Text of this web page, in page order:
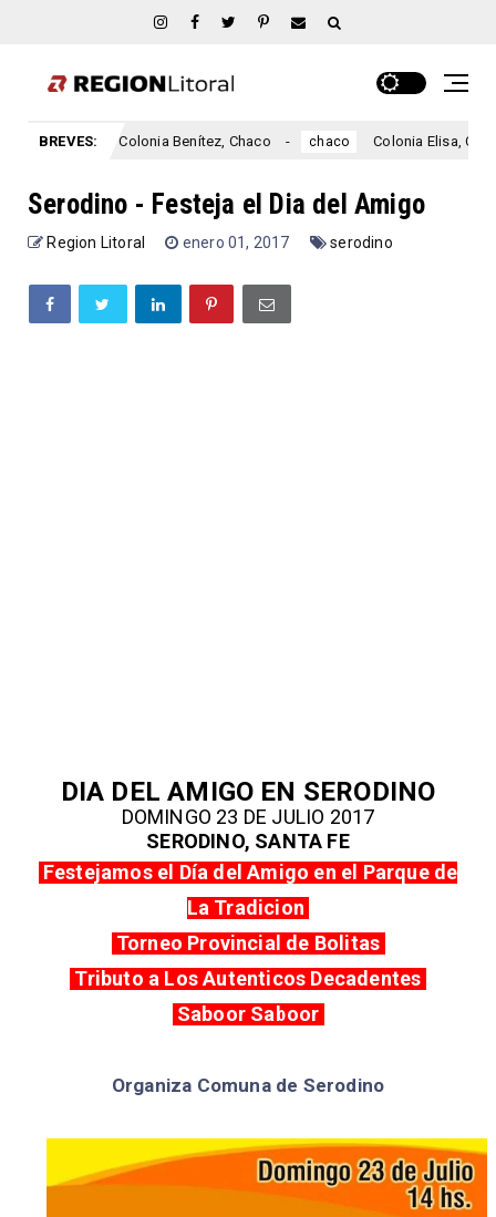
BREVES:
chaco Colonia Benítez, Chaco chaco Colonia Elisa, Chaco
Serodino - Festeja el Dia del Amigo
Region Litoral enero 01, 2017 serodino
DIA DEL AMIGO EN SERODINO
DOMINGO 23 DE JULIO 2017
SERODINO, SANTA FE
Festejamos el Día del Amigo en el Parque de
La Tradicion
Torneo Provincial de Bolitas
Tributo a Los Autenticos Decadentes
Saboor Saboor
Organiza Comuna de Serodino